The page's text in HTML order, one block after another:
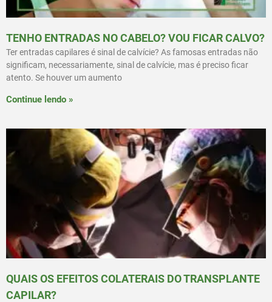
TENHO ENTRADAS NO CABELO? VOU FICAR CALVO?
Ter entradas capilares é sinal de calvície? As famosas entradas não
significam, necessariamente, sinal de calvície, mas é preciso ficar
atento. Se houver um aumento
Continue lendo »
QUAIS OS EFEITOS COLATERAIS DO TRANSPLANTE
CAPILAR?